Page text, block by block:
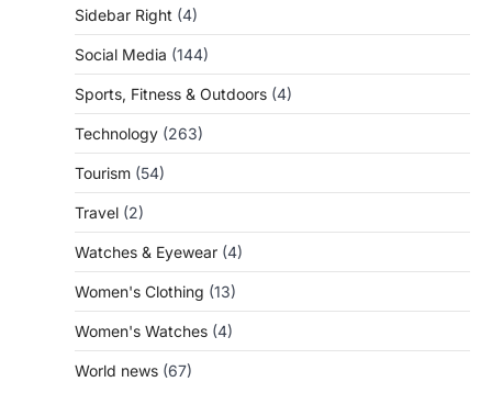
Sidebar Right (4)
Social Media (144)
Sports, Fitness & Outdoors (4)
Technology (263)
Tourism (54)
Travel (2)
Watches & Eyewear (4)
Women's Clothing (13)
Women's Watches (4)
World news (67)